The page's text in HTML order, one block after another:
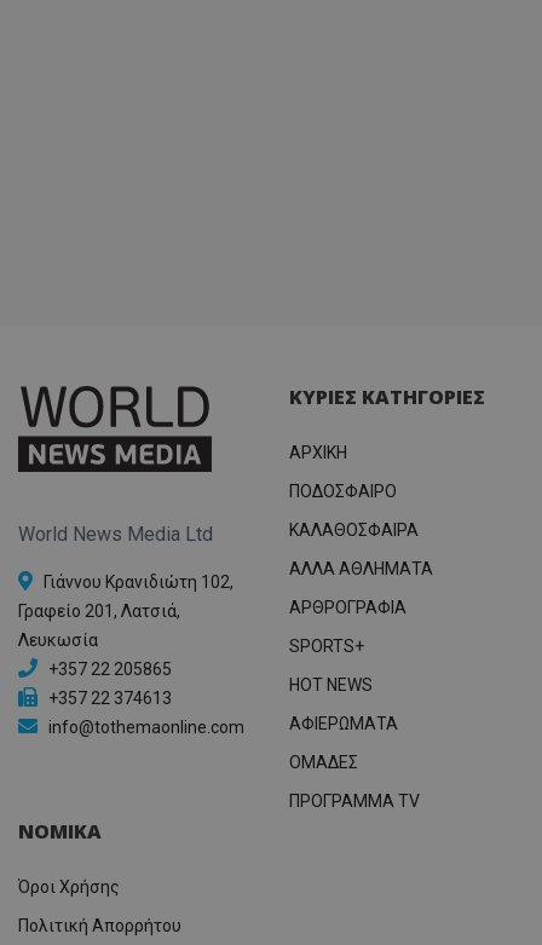
World News Media Ltd
Γιάννου Κρανιδιώτη 102,
Γραφείο 201, Λατσιά,
Λευκωσία
+357 22 205865
+357 22 374613
info@tothemaonline.com
ΚΥΡΙΕΣ ΚΑΤΗΓΟΡΙΕΣ
ΑΡΧΙΚΗ
ΠΟΔΟΣΦΑΙΡΟ
ΚΑΛΑΘΟΣΦΑΙΡΑ
ΑΛΛΑ ΑΘΛΗΜΑΤΑ
ΑΡΘΡΟΓΡΑΦΙΑ
SPORTS+
HOT NEWS
ΑΦΙΕΡΩΜΑΤΑ
ΟΜΑΔΕΣ
ΠΡΟΓΡΑΜΜΑ TV
ΝΟΜΙΚΑ
Όροι Χρήσης
Πολιτική Απορρήτου